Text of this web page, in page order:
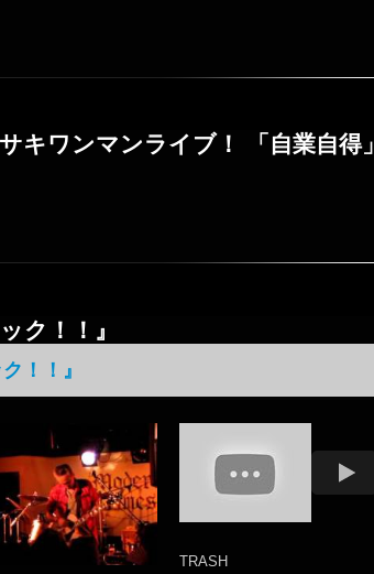
キワンマンライブ！ 「自業自得」
ク！！』
！！』
TRASH